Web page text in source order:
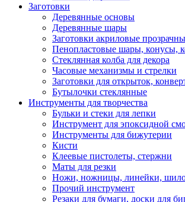
Заготовки
Деревянные основы
Деревянные шары
Заготовки акриловые
Пенопластовые шары, конусы,
Стеклянная колба для декора
Часовые механизмы и стрелки
Заготовки для открыток,
Бутылочки стеклянные
Инструменты для творчества
Бульки и стеки для лепки
Инструмент для эпоксидной
Инструменты для бижутерии
Кисти
Клеевые пистолеты, стержни
Маты для резки
Ножи, ножницы, линейки,
Прочий инструмент
Резаки для бумаги, доски для